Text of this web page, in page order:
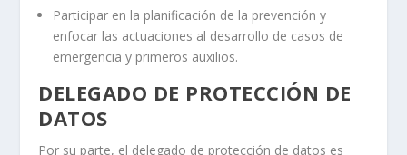
Participar en la planificación de la prevención y
enfocar las actuaciones al desarrollo de casos de
emergencia y primeros auxilios.
DELEGADO DE PROTECCIÓN DE
DATOS
Por su parte, el delegado de protección de datos es